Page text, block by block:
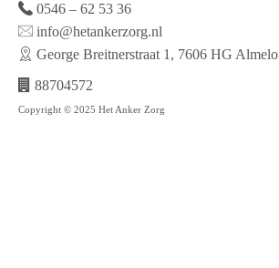
0546 – 62 53 36
info@hetankerzorg.nl
George Breitnerstraat 1, 7606 HG Almelo
88704572
Copyright © 2025 Het Anker Zorg